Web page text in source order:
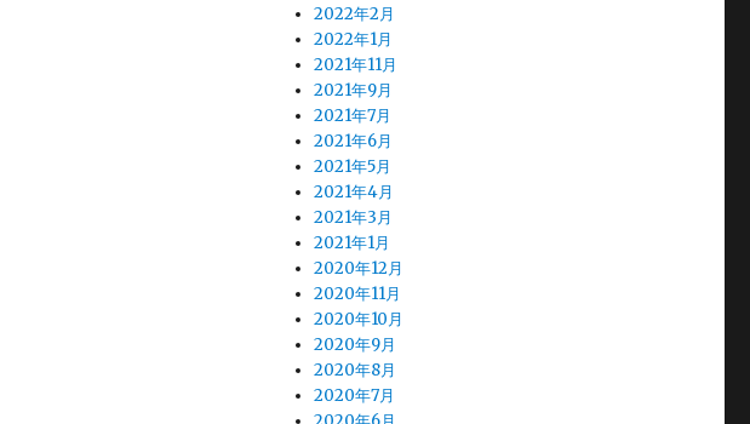
2022年2月
2022年1月
2021年11月
2021年9月
2021年7月
2021年6月
2021年5月
2021年4月
2021年3月
2021年1月
2020年12月
2020年11月
2020年10月
2020年9月
2020年8月
2020年7月